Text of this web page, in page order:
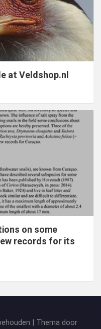
at Veldshop.nl
on some
records for its
| Thema door